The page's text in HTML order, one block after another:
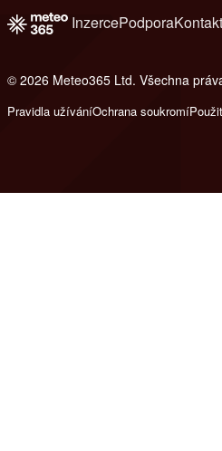
InzercePodporaKontakt
© 2026 Meteo365 Ltd. Všechna
Pravidla užíváníOchrana soukromí